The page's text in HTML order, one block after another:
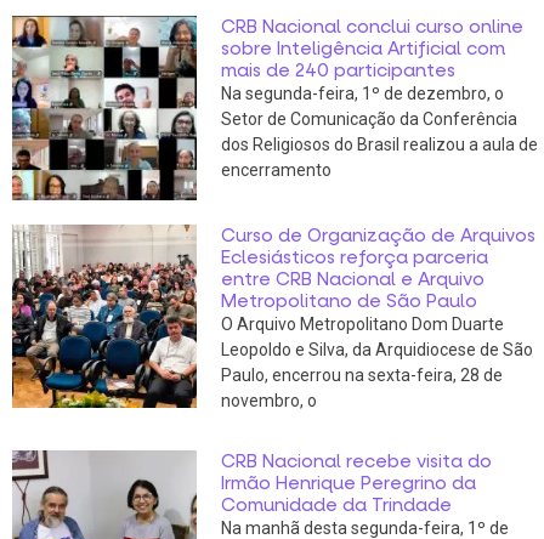
CRB Nacional conclui curso online
sobre Inteligência Artificial com
mais de 240 participantes
Na segunda-feira, 1º de dezembro, o
Setor de Comunicação da Conferência
dos Religiosos do Brasil realizou a aula de
encerramento
Curso de Organização de Arquivos
Eclesiásticos reforça parceria
entre CRB Nacional e Arquivo
Metropolitano de São Paulo
O Arquivo Metropolitano Dom Duarte
Leopoldo e Silva, da Arquidiocese de São
Paulo, encerrou na sexta-feira, 28 de
novembro, o
CRB Nacional recebe visita do
Irmão Henrique Peregrino da
Comunidade da Trindade
Na manhã desta segunda-feira, 1º de